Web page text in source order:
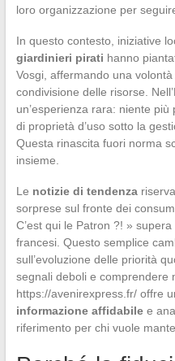
loro organizzazione per
In questo contesto, iniziative
giardinieri pirati hanno
Vosgi, affermando una
condivisione delle risorse.
un’esperienza rara: niente
di proprietà d’uso sotto la
Questa rinascita fuori norma
insieme.
Le notizie di tendenza
sorprese sul fronte dei
C’est qui le Patron ?! »
francesi. Questo semplice
sull’evoluzione delle priorità
segnali deboli e comprendere
https://avenirexpress.fr/ offre
informazione affidabilee
riferimento per chi vuole